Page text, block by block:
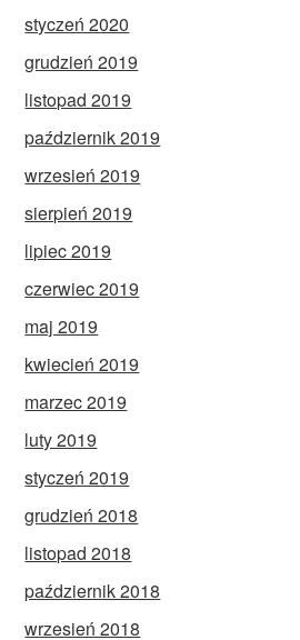
styczeń 2020
grudzień 2019
listopad 2019
październik 2019
wrzesień 2019
sierpień 2019
lipiec 2019
czerwiec 2019
maj 2019
kwiecień 2019
marzec 2019
luty 2019
styczeń 2019
grudzień 2018
listopad 2018
październik 2018
wrzesień 2018